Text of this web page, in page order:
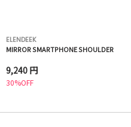
ELENDEEK
MIRROR SMARTPHONE SHOULDER
9,240 円
30%OFF